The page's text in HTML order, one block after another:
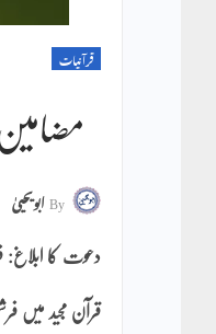
قرآنیات
مضامین قرآن (38)
Byابویحییٰ
دعوت کا ابلاغ:
قرآن مجید میں